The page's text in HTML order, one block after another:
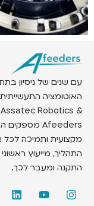
של ניסיון בתחום
התעשייתית,
Assatec
Afeeders מספקים הדרכה
ותמיכה לכל אורך
מייעוץ ראשוני עד
לכך.